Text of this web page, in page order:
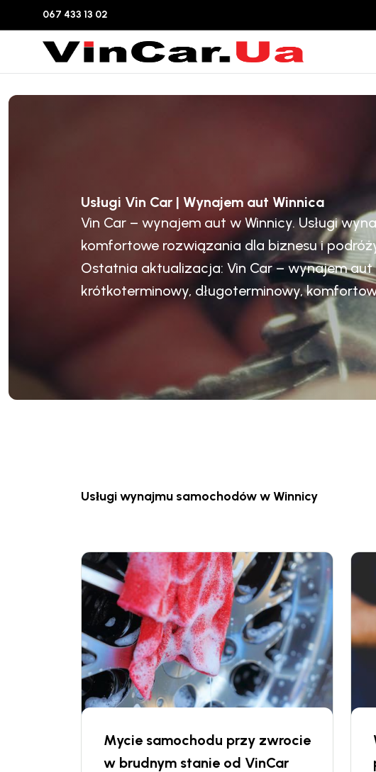
067 433 13 02
Usługi Vin Car | Wynajem aut Winnica
Vin Car – wynajem aut w Winnicy. Usługi
komfortowe rozwiązania dla biznesu i
Ostatnia aktualizacja: Vin Car – wynajem aut
krótkoterminowy, długoterminowy,
Usługi wynajmu samochodów w Winnicy
Mycie samochodu przy zwrocie
w brudnym stanie od VinCar